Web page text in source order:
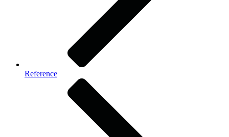
Reference